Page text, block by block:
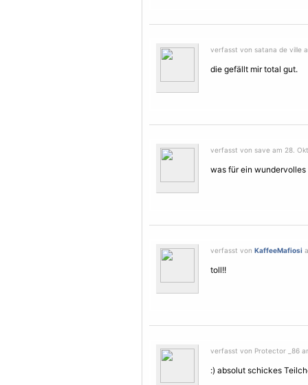
verfasst von satana de ville
die gefällt mir total gut.
verfasst von save am 28.
was für ein wundervolles
verfasst von KaffeeMafiosi
toll!!
verfasst von Protector _86
:) absolut schickes